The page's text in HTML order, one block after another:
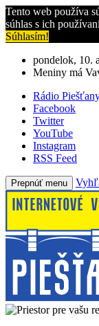
Tento web používa
súhlas s ich
Súhlasím!
pondelok, 10.
Meniny má
Rádio
Facebook
Twitter
YouTube
Instagram
RSS Feed
Prepnúť menu